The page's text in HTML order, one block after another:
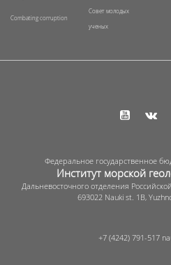
Combating corruption
Совет молодых
ученых
Федеральное государственное
Институт морской
Дальневосточного отделения
693022 Nauki st. 1B,
+7 (4242) 791-517